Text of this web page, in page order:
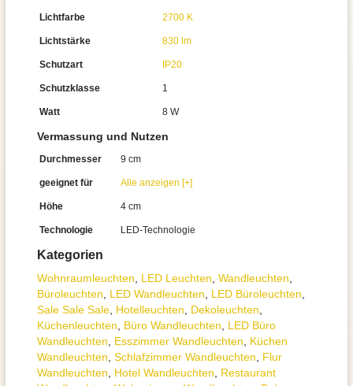
Kategorien
Wohnraum­leuchten LED Leuchten Wand­leuchten
Büroleuchten
LED Wandleuchten LED Büroleuchten
Sale Sale Sale Hotelleuchten Dekoleuchten
Küchenleuchten
Büro Wandleuchten
LED Büro
Wandleuchten
Esszimmer Wandleuchten
Küchen
Wandleuchten Schlafzimmer Wandleuchten
Flur
Wandleuchten
Hotel Wandleuchten
Restaurant
Lichtfarbe 2700 K
Lichtstärke 830 lm
Schutzart IP20
Schutzklasse 1
Watt 8 W
Vermassung und Nutzen
Durchmesser 9 cm
geeignet für Alle anzeigen [+]
Höhe 4 cm
Technologie LED-Technologie